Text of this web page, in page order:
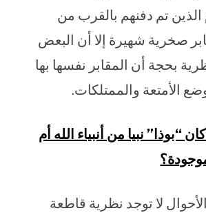
الذين تم دفنهم بالقرب من
صخرية شهيرة إلا أن البعض
بحجة أن المقابر نفسها بها
الأمتعة والممتلكات.
“بوذا” نبيا من أنبياء الله أم
لا توجد نظرية قاطعة